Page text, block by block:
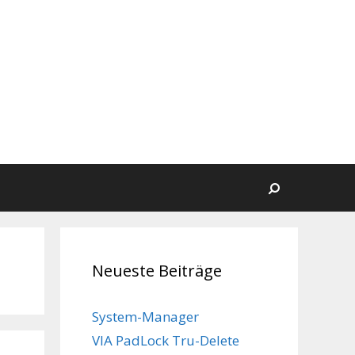
Suchen
Neueste Beiträge
System-Manager
VIA PadLock Tru-Delete